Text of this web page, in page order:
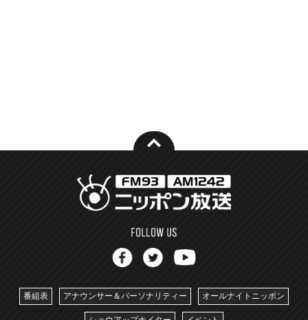
番組表 アナウンサー＆パーソナリティー オールナイトニッポン